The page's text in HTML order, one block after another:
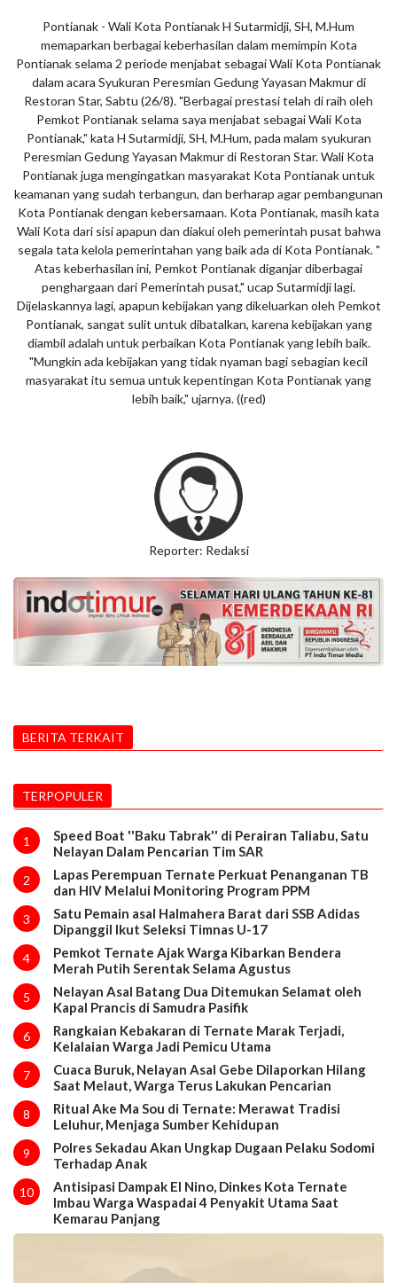
Pontianak - Wali Kota Pontianak H Sutarmidji, SH, M.Hum
memaparkan berbagai keberhasilan dalam memimpin Kota
Pontianak selama 2 periode menjabat sebagai Wali Kota Pontianak
dalam acara Syukuran Peresmian Gedung Yayasan Makmur di
Restoran Star, Sabtu (26/8). "Berbagai prestasi telah di raih oleh
Pemkot Pontianak selama saya menjabat sebagai Wali Kota
Pontianak," kata H Sutarmidji, SH, M.Hum, pada malam syukuran
Peresmian Gedung Yayasan Makmur di Restoran Star. Wali Kota
Pontianak juga mengingatkan masyarakat Kota Pontianak untuk
keamanan yang sudah terbangun, dan berharap agar pembangunan
Kota Pontianak dengan kebersamaan. Kota Pontianak, masih kata
Wali Kota dari sisi apapun dan diakui oleh pemerintah pusat bahwa
segala tata kelola pemerintahan yang baik ada di Kota Pontianak. "
Atas keberhasilan ini, Pemkot Pontianak diganjar diberbagai
penghargaan dari Pemerintah pusat," ucap Sutarmidji lagi.
Dijelaskannya lagi, apapun kebijakan yang dikeluarkan oleh Pemkot
Pontianak, sangat sulit untuk dibatalkan, karena kebijakan yang
diambil adalah untuk perbaikan Kota Pontianak yang lebih baik.
"Mungkin ada kebijakan yang tidak nyaman bagi sebagian kecil
masyarakat itu semua untuk kepentingan Kota Pontianak yang
lebih baik," ujarnya. ((red)
Reporter: Redaksi
BERITA TERKAIT
TERPOPULER
1
Speed Boat ''Baku Tabrak'' di Perairan Taliabu, Satu
Nelayan Dalam Pencarian Tim SAR
2
Lapas Perempuan Ternate Perkuat Penanganan TB
dan HIV Melalui Monitoring Program PPM
3
Satu Pemain asal Halmahera Barat dari SSB Adidas
Dipanggil Ikut Seleksi Timnas U-17
4
Pemkot Ternate Ajak Warga Kibarkan Bendera
Merah Putih Serentak Selama Agustus
5
Nelayan Asal Batang Dua Ditemukan Selamat oleh
Kapal Prancis di Samudra Pasifik
6
Rangkaian Kebakaran di Ternate Marak Terjadi,
Kelalaian Warga Jadi Pemicu Utama
7
Cuaca Buruk, Nelayan Asal Gebe Dilaporkan Hilang
Saat Melaut, Warga Terus Lakukan Pencarian
8
Ritual Ake Ma Sou di Ternate: Merawat Tradisi
Leluhur, Menjaga Sumber Kehidupan
9
Polres Sekadau Akan Ungkap Dugaan Pelaku Sodomi
Terhadap Anak
10
Antisipasi Dampak El Nino, Dinkes Kota Ternate
Imbau Warga Waspadai 4 Penyakit Utama Saat
Kemarau Panjang